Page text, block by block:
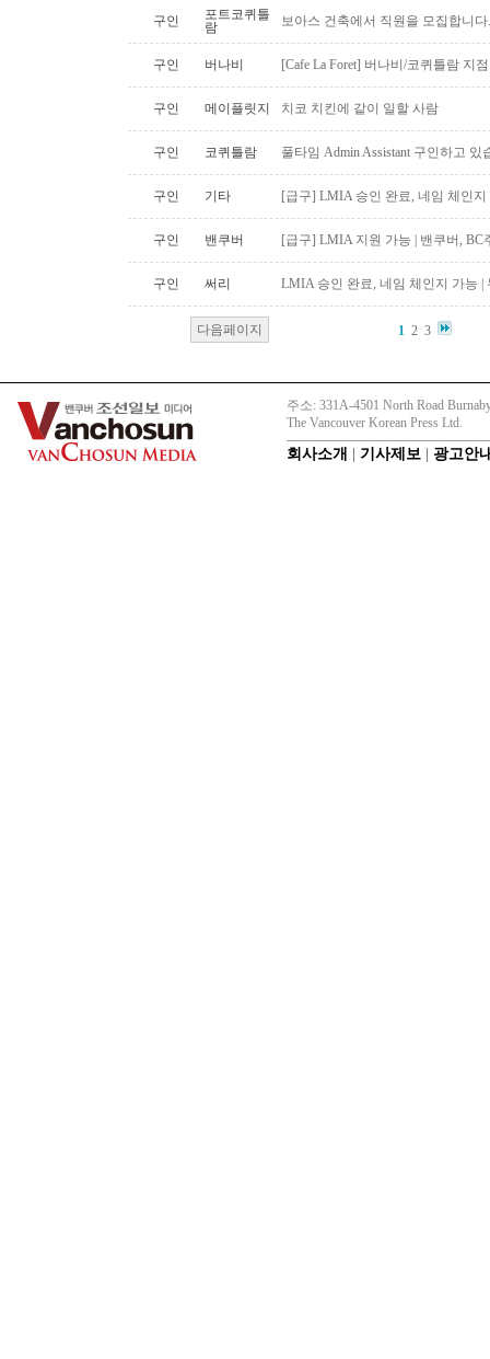
구인
포트코퀴틀
람
보아스 건축에서 직원을 모집합니다.
구인 버나비 [Cafe La Foret] 버나비/코퀴틀람 지
구인 메이플릿지 치코 치킨에 같이 일할 사람
구인 코퀴틀람 풀타임 Admin Assistant 구인하고 있
구인 기타 [급구] LMIA 승인 완료, 네임 체인
구인 밴쿠버 [급구] LMIA 지원 가능 | 밴쿠버,
구인 써리 LMIA 승인 완료, 네임 체인지 가능 |
다음페이지 1 2 3
주소: 331A-4501 North Road
The Vancouver Korean Press Ltd.
회사소개 기사제보 광고안